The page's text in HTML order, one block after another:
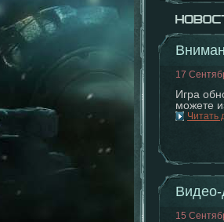
17
Игра
можете
Читать
Видео-
15